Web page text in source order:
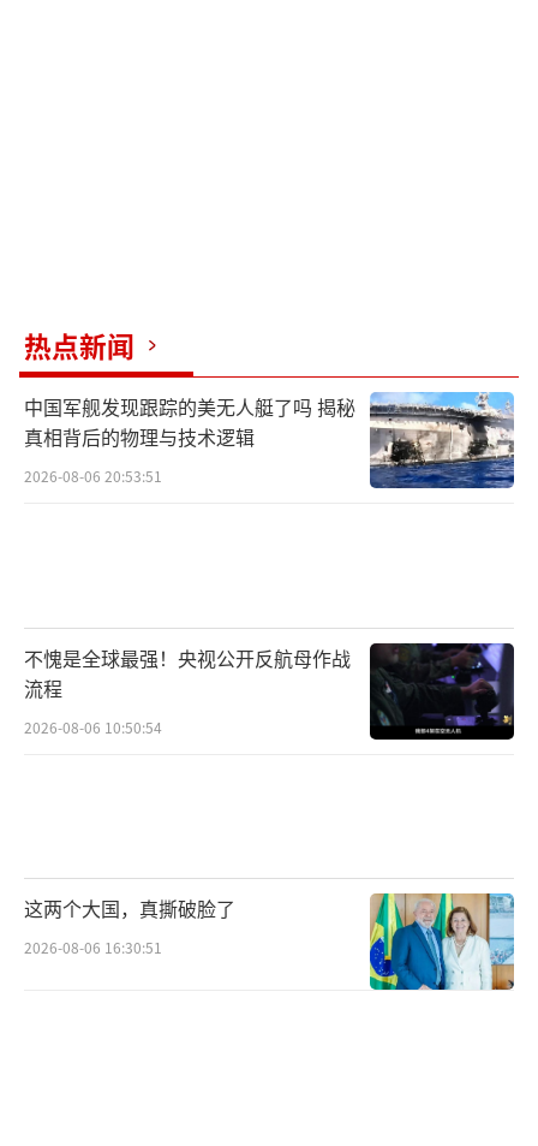
热点新闻
中国军舰发现跟踪的美无人艇了吗 揭秘
真相背后的物理与技术逻辑
2026-08-06 20:53:51
不愧是全球最强！央视公开反航母作战
流程
2026-08-06 10:50:54
这两个大国，真撕破脸了
2026-08-06 16:30:51